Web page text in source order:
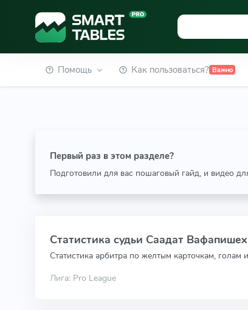
Помощь Как пользоваться? Важно
Первый раз в этом разделе?
Подготовили для вас пошаговый гайд, и видео
Статистика судьи Саадат
Статистика арбитра по желтым карточкам,
Лига: Pro League